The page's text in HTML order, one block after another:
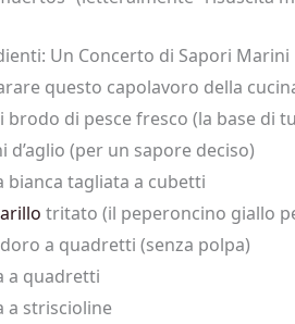
Un Concerto di Sapori Marini
questo capolavoro della
brodo di pesce fresco (la base di
d’aglio (per un sapore deciso)
bianca tagliata a cubetti
tritato (il peperoncino giallo
a quadretti (senza polpa)
a quadretti
a striscioline